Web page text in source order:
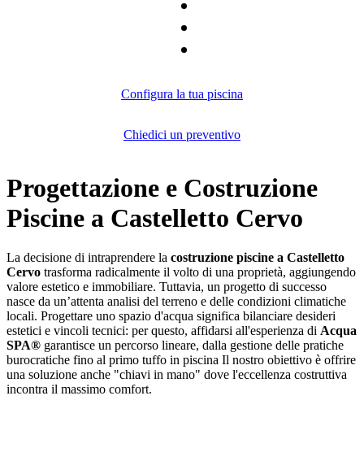
Configura la tua piscina
Chiedici un preventivo
Progettazione e Costruzione
Piscine a Castelletto Cervo
La decisione di intraprendere la costruzione piscine a Castelletto
Cervo trasforma radicalmente il volto di una proprietà, aggiungendo
valore estetico e immobiliare. Tuttavia, un progetto di successo
nasce da un’attenta analisi del terreno e delle condizioni climatiche
locali. Progettare uno spazio d'acqua significa bilanciare desideri
estetici e vincoli tecnici: per questo, affidarsi all'esperienza di Acqua
SPA® garantisce un percorso lineare, dalla gestione delle pratiche
burocratiche fino al primo tuffo in piscina Il nostro obiettivo è offrire
una soluzione anche "chiavi in mano" dove l'eccellenza costruttiva
incontra il massimo comfort.